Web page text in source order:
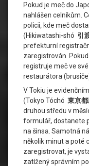
Pokud je meč do
nahlášen celníkům.
policii, kde meč
(Hikiwatashi-shó 引
prefekturní
zaregistrován.
registruje meč ve
restaurátora
V Tokiu je
(Tokyo Tóchó 東京
druhou středu v
formulář, dostanete
na šinsa. Samotná
několik minut a poté
zaregistrovat, je
zatížený správním